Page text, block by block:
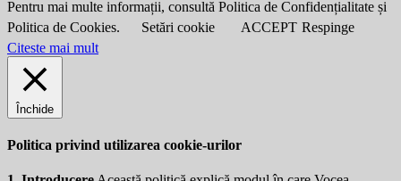
Pentru mai multe informații, consultă Politica de Confidențialitate și
Politica de Cookies.
Setări cookie ACCEPT Respinge
Citeste mai mult
Închide
Politica privind utilizarea cookie-urilor